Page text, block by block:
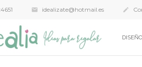
 idealizate@hotmail.es 